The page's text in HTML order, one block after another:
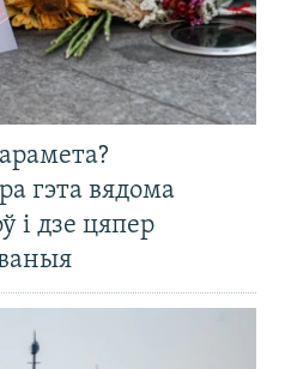
гэта вядома
і дзе цяпер